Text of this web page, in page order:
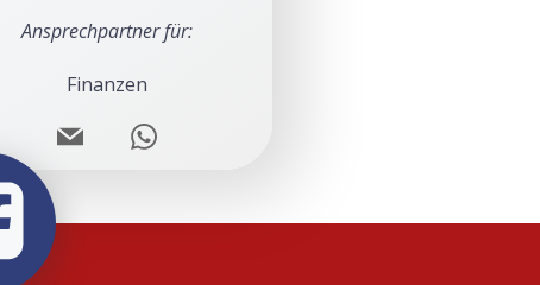
Ansprechpartner für:
Finanzen